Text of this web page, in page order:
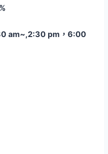
am~,2:30 pm，6:00